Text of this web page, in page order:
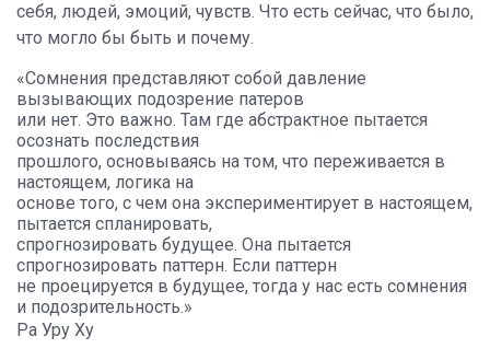
себя, людей, эмоций, чувств. Что есть сейчас, что было,
что могло бы быть и почему.
«Сомнения представляют собой давление
вызывающих подозрение патеров
или нет. Это важно. Там где абстрактное пытается
осознать последствия
прошлого, основываясь на том, что переживается в
настоящем, логика на
основе того, с чем она экспериментирует в настоящем,
пытается спланировать,
спрогнозировать будущее. Она пытается
спрогнозировать паттерн. Если паттерн
не проецируется в будущее, тогда у нас есть сомнения
и подозрительность.»
Ра Уру Ху